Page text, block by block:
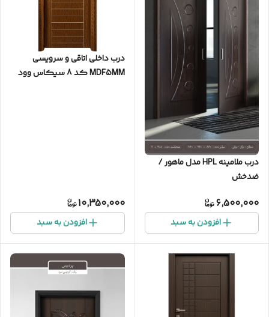
درب ملامینه HPL مدل ماهور /
ضدخش
6,500,000
افزودن به سبد
درب داخلی اتاقی و سرویسی
MDF5MM کد 8 سیکاس وود
10,350,000
افزودن به سبد